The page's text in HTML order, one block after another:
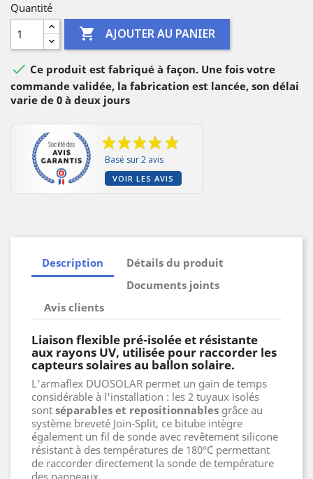
Quantité
 AJOUTER AU PANIER
 Ce produit est fabriqué à façon. Une fois votre
commande validée, la fabrication est lancée, son délai
varie de 0 à deux jours
Basé sur 2 avis
VOIR LES AVIS
Description
Détails du produit
Documents joints
Avis clients
Liaison flexible pré-isolée et résistante
aux rayons UV, utilisée pour raccorder les
capteurs solaires au ballon solaire.
L'armaflex DUOSOLAR permet un gain de temps
considérable à l'installation : les 2 tuyaux isolés
sont séparables et repositionnables grâce au
système breveté Join-Split, ce bitube intègre
également un fil de sonde avec revêtement silicone
résistant à des températures de 180°C permettant
de raccorder directement la sonde de température
des panneaux.